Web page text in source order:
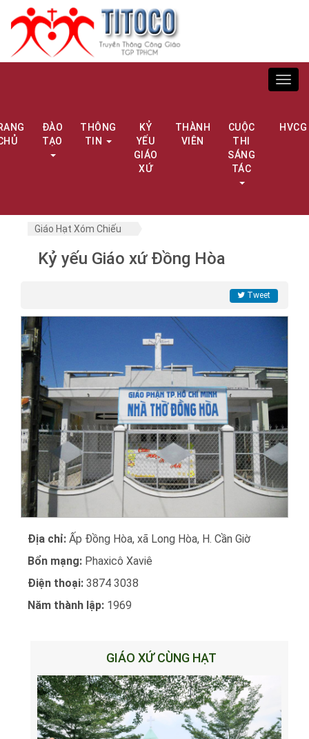
ĐÀO
TẠO
THÔNG
TIN
KỶ
YẾU
GIÁO
XỨ
THÀNH
VIÊN
CUỘC
THI
SÁNG
TÁC
HVCG
Giáo Hạt Xóm Chiếu
Kỷ yếu Giáo xứ Đồng Hòa
Tweet
Địa chỉ: Ấp Đồng Hòa, xã Long Hòa, H. Cần Giờ
Bổn mạng: Phaxicô Xaviê
Điện thoại: 3874 3038
Năm thành lập: 1969
GIÁO XỨ CÙNG HẠT